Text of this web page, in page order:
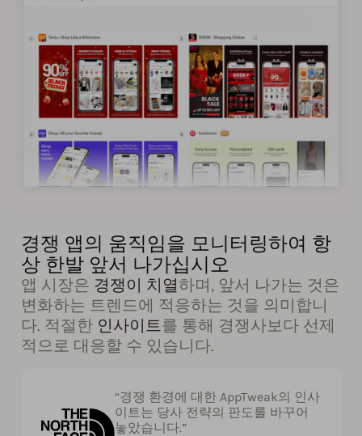
경쟁 앱의 움직임을 모니터링하여 항
상 한발 앞서 나가십시오
앱 시장은 경쟁이 치열하며, 앞서 나가는 것은
변화하는 트렌드에 적응하는 것을 의미합니
다. 적절한 인사이트를 통해 경쟁사보다 선제
적으로 대응할 수 있습니다.
“경쟁 환경에 대한 AppTweak의 인사
이트는 당사 전략의 판도를 바꾸어
놓았습니다.”